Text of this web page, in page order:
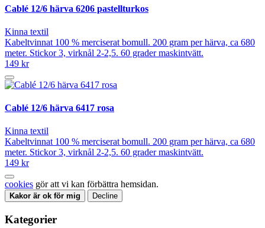
Cablé 12/6 härva 6206 pastellturkos
Kinna textil
Kabeltvinnat 100 % merciserat bomull. 200 gram per härva, ca 680
meter. Stickor 3, virknål 2-2,5. 60 grader maskintvätt.
149 kr
Cablé 12/6 härva 6417 rosa
Kinna textil
Kabeltvinnat 100 % merciserat bomull. 200 gram per härva, ca 680
meter. Stickor 3, virknål 2-2,5. 60 grader maskintvätt.
149 kr
cookies gör att vi kan förbättra hemsidan.
Kakor är ok för mig Decline
Kategorier